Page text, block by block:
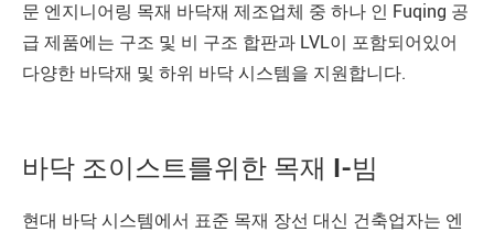
문 엔지니어링 목재 바닥재 제조업체 중 하나 인 Fuqing 공
급 제품에는 구조 및 비 구조 합판과 LVL이 포함되어있어
다양한 바닥재 및 하위 바닥 시스템을 지원합니다.
바닥 조이스트를위한 목재 I-빔
현대 바닥 시스템에서 표준 목재 장선 대신 건축업자는 엔